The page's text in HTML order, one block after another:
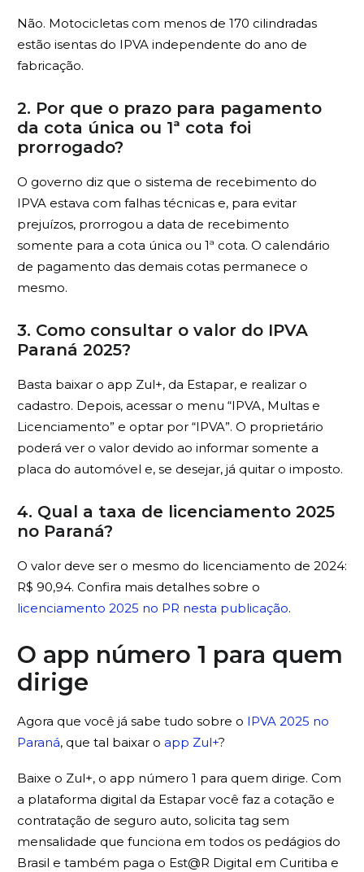
Não. Motocicletas com menos de 170 cilindradas
estão isentas do IPVA independente do ano de
fabricação.
2. Por que o prazo para pagamento
da cota única ou 1ª cota foi
prorrogado?
O governo diz que o sistema de recebimento do
IPVA estava com falhas técnicas e, para evitar
prejuízos, prorrogou a data de recebimento
somente para a cota única ou 1ª cota. O calendário
de pagamento das demais cotas permanece o
mesmo.
3. Como consultar o valor do IPVA
Paraná 2025?
Basta baixar o app Zul+, da Estapar, e realizar o
cadastro. Depois, acessar o menu “IPVA, Multas e
Licenciamento” e optar por “IPVA”. O proprietário
poderá ver o valor devido ao informar somente a
placa do automóvel e, se desejar, já quitar o imposto.
4. Qual a taxa de licenciamento 2025
no Paraná?
O valor deve ser o mesmo do licenciamento de 2024:
R$ 90,94. Confira mais detalhes sobre o
licenciamento 2025 no PR nesta publicação.
O app número 1 para quem
dirige
Agora que você já sabe tudo sobre o IPVA 2025 no
Paraná, que tal baixar o app Zul+?
Baixe o Zul+, o app número 1 para quem dirige. Com
a plataforma digital da Estapar você faz a cotação e
contratação de seguro auto, solicita tag sem
mensalidade que funciona em todos os pedágios do
Brasil e também paga o Est@R Digital em Curitiba e